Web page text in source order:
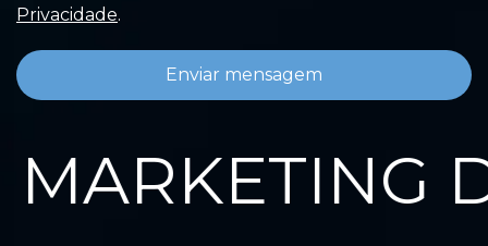
Privacidade.
Enviar mensagem